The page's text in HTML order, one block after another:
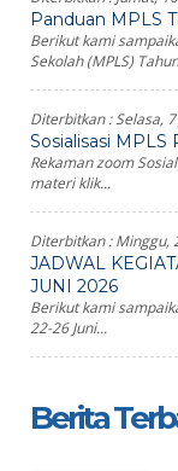
Panduan MPLS
Berikut kami
Sekolah (MPLS)
Diterbitkan :Selasa,
Sosialisasi
Rekaman zoom
materi klik...
Diterbitkan :Minggu,
JADWAL
JUNI 2026
Berikut kami
22-26 Juni...
Berita